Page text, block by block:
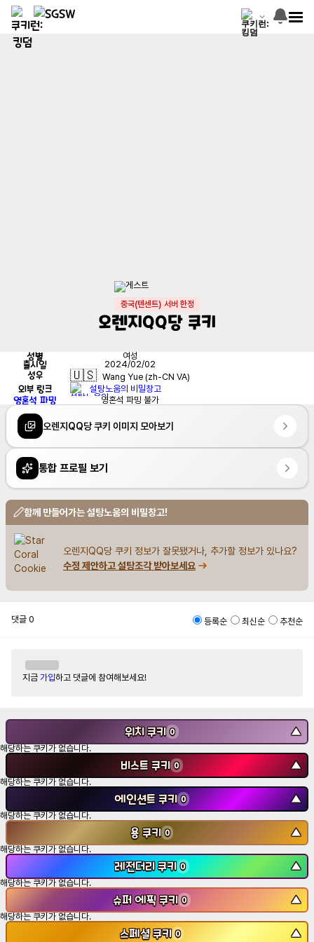
중국(텐센트) 서버 한정
오렌지QQ당 쿠키
성별 여성
출시일 2024/02/02
성우 🇺🇸 Wang Yue (zh-CN VA)
외부 링크 설탕노움의 비밀창고
영혼석 파밍 영혼석 파밍 불가
오렌지QQ당 쿠키 이미지 모아보기
통합 프로필 보기
함께 만들어가는 설탕노움의 비밀창고!
오렌지QQ당 쿠키 정보가 잘못됐거나, 추가할 정보가 있나요?
수정 제안하고 설탕조각 받아보세요
댓글 0 등록순 최신순 추천순
지금 가입하고 댓글에 참여해보세요!
위치 쿠키 0 ▼
해당하는 쿠키가 없습니다.
비스트 쿠키 0 ▼
해당하는 쿠키가 없습니다.
에인션트 쿠키 0 ▼
해당하는 쿠키가 없습니다.
용 쿠키 0 ▼
해당하는 쿠키가 없습니다.
레전더리 쿠키 0 ▼
해당하는 쿠키가 없습니다.
슈퍼 에픽 쿠키 0 ▼
해당하는 쿠키가 없습니다.
스페셜 쿠키 0 ▼